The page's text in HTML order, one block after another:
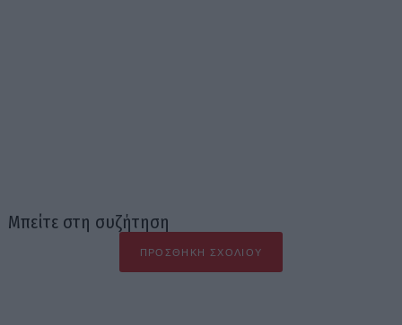
Μπείτε στη συζήτηση
ΠΡΟΣΘΉΚΗ ΣΧΟΛΊΟΥ